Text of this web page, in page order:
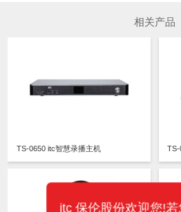
相关产品
TS-0650 itc智慧录播主机 TS-
itc 保伦股份欢迎您!